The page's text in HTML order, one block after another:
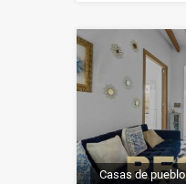
Casas de pueblo